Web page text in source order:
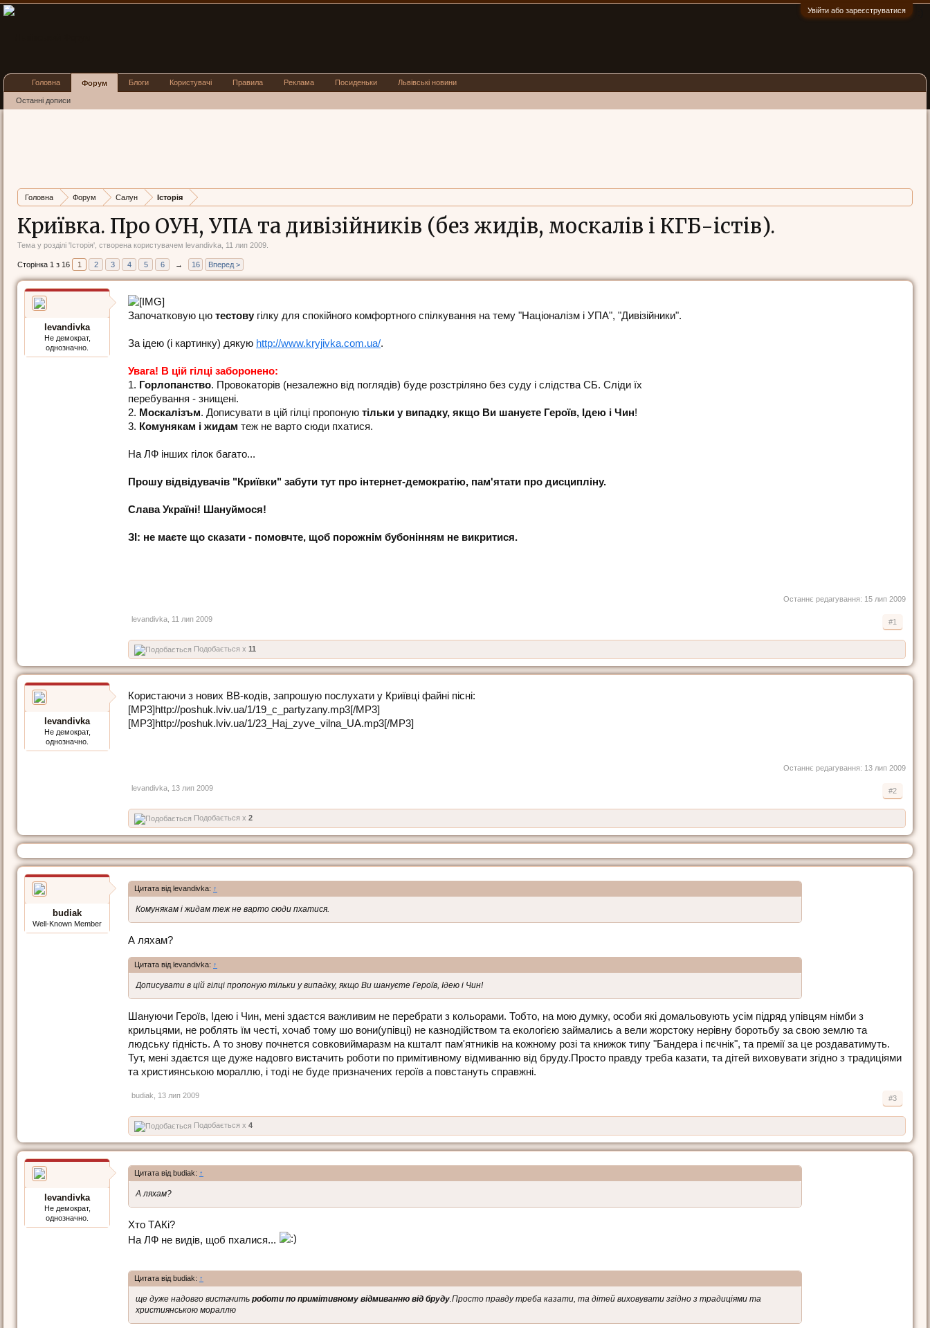
Увійти або зареєструватися
Головна Форум Салун Історія
Криївка. Про ОУН, УПА та дивізійників (без жидів, москалів і КГБ-істів).
Тема у розділі 'Історія', створена користувачем levandivka 11 лип 2009
Сторінка 1 з 16 1 2 3 4 5 6 → 16 Вперед >
levandivka
Не демократ,
однозначно.
Започатковую цю тестову гілку для спокійного комфортного спілкування на тему "Націоналізм і УПА", "Дивізійники".
За ідею (і картинку) дякую http://www.kryjivka.com.ua/.
Увага! В цій гілці заборонено:
1. Горлопанство. Провокаторів (незалежно від поглядів) буде розстріляно без суду і слідства СБ. Сліди їх
перебування - знищені.
2. Москалізъм. Дописувати в цій гілці пропоную тільки у випадку, якщо Ви шануєте Героїв, Ідею і Чин!
3. Комунякам і жидам теж не варто сюди пхатися.
На ЛФ інших гілок багато...
Прошу відвідувачів "Криївки" забути тут про інтернет-демократію, пам'ятати про дисципліну.
Слава Україні! Шануймося!
ЗІ: не маєте що сказати - помовчте, щоб порожнім бубонінням не викритися.
Останнє редагування: 15 лип 2009
levandivka 11 лип 2009 #1
Подобається x 11
levandivka
Не демократ,
однозначно.
Користаючи з нових ВВ-кодів, запрошую послухати у Криївці файні пісні:
[MP3]http://poshuk.lviv.ua/1/19_c_partyzany.mp3[/MP3]
[MP3]http://poshuk.lviv.ua/1/23_Haj_zyve_vilna_UA.mp3[/MP3]
Останнє редагування: 13 лип 2009
levandivka 13 лип 2009 #2
Подобається x 2
budiak
Well-Known Member
Цитата від levandivka: ↑
Комунякам і жидам теж не варто сюди пхатися.
А ляхам?
Цитата від levandivka: ↑
Дописувати в цій гілці пропоную тільки у випадку, якщо Ви шануєте Героїв, Ідею і Чин!
Шануючи Героїв, Ідею і Чин, мені здаєтся важливим не перебрати з кольорами. Тобто, на мою думку, особи які домальовують усім підряд упівцям німби з
крильцями, не роблять їм честі, хочаб тому шо вони(упівці) не казнодійством та екологією займались а вели жорстоку нерівну боротьбу за свою землю та
людську гідність. А то знову почнется совковиймаразм на кшталт пам'ятників на кожному розі та книжок типу "Бандера і пєчнік", та премії за це роздаватимуть.
Тут, мені здаєтся ще дуже надовго вистачить роботи по примітивному відмиванню від бруду.Просто правду треба казати, та дітей виховувати згідно з традиціями
та християнською мораллю, і тоді не буде призначених героїв а повстануть справжні.
budiak 13 лип 2009 #3
Подобається x 4
levandivka
Не демократ,
однозначно.
Цитата від budiak: ↑
А ляхам?
Хто ТАКі?
На ЛФ не видів, щоб пхалися...
Цитата від budiak: ↑
ще дуже надовго вистачить роботи по примітивному відмиванню від бруду.Просто правду треба казати, та дітей виховувати згідно з традиціями та
християнською мораллю
Головна Форум
Останні дописи
Блоги Користувачі Правила Реклама Посиденьки Львівські новини